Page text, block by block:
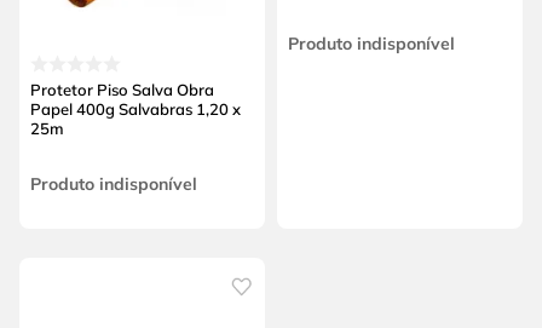
Protetor Piso Salva Obra
Papel 400g Salvabras 1,20 x
25m
Produto indisponível
Produto indisponível